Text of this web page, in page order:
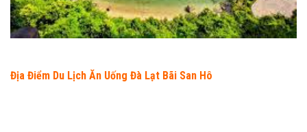
Địa Điểm Du Lịch Ăn Uống Đà Lạt Bãi San Hô